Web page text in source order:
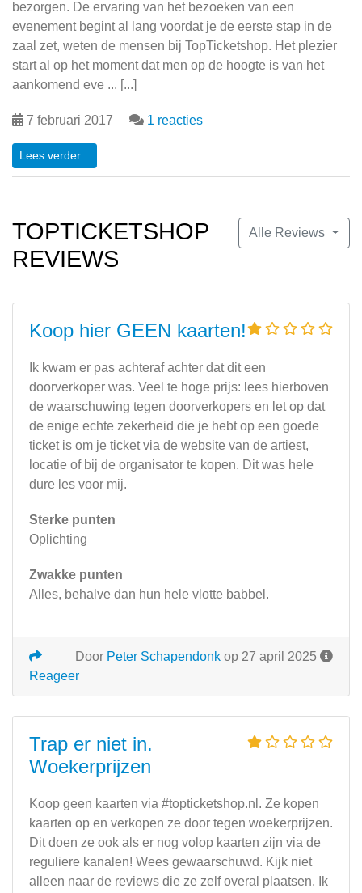
bezorgen. De ervaring van het bezoeken van een
evenement begint al lang voordat je de eerste stap in de
zaal zet, weten de mensen bij TopTicketshop. Het plezier
start al op het moment dat men op de hoogte is van het
aankomend eve ... [...]
7 februari 2017 1 reacties
Lees verder...
Alle Reviews
TOPTICKETSHOP
REVIEWS
Koop hier GEEN kaarten!
Ik kwam er pas achteraf achter dat dit een
doorverkoper was. Veel te hoge prijs: lees hierboven
de waarschuwing tegen doorverkopers en let op dat
de enige echte zekerheid die je hebt op een goede
ticket is om je ticket via de website van de artiest,
locatie of bij de organisator te kopen. Dit was hele
dure les voor mij.
Sterke punten
Oplichting
Zwakke punten
Alles, behalve dan hun hele vlotte babbel.
Door Peter Schapendonk op 27 april 2025
Reageer
Trap er niet in.
Woekerprijzen
Koop geen kaarten via #topticketshop.nl. Ze kopen
kaarten op en verkopen ze door tegen woekerprijzen.
Dit doen ze ook als er nog volop kaarten zijn via de
reguliere kanalen! Wees gewaarschuwd. Kijk niet
alleen naar de reviews die ze zelf overal plaatsen. Ik